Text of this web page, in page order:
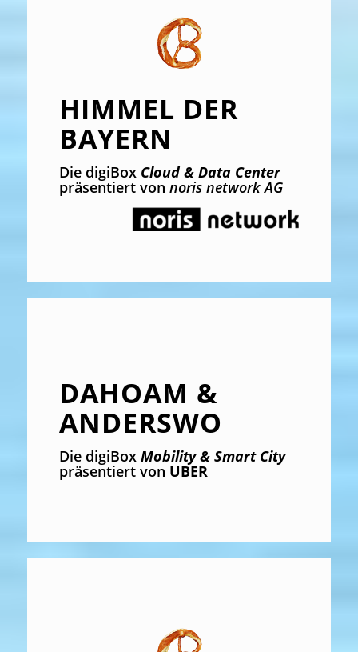
HIMMEL DER
BAYERN
Die digiBox Cloud & Data Center
präsentiert von noris network AG
DAHOAM &
ANDERSWO
Die digiBox Mobility & Smart City
präsentiert von UBER